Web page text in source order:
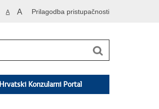
A A Prilagodba pristupačnosti
Hrvatski Konzularni Portal